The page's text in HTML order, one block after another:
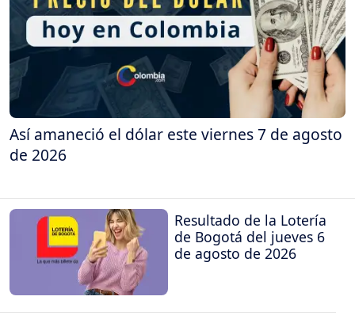
Así amaneció el dólar este viernes 7 de agosto
de 2026
Resultado de la Lotería
de Bogotá del jueves 6
de agosto de 2026